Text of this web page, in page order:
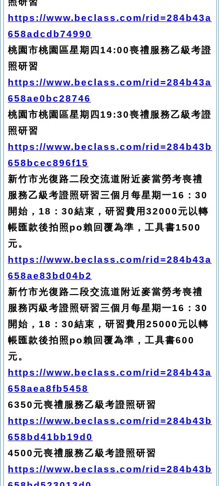
https://www.beclass.com/rid=284b43a
658adcdb74990
桃園市桃園區星期四14:00喪禮服務乙級考證
照研習
https://www.beclass.com/rid=284b43a
658ae0bc28746
桃園市桃園區星期四19:30喪禮服務乙級考證
照研習
https://www.beclass.com/rid=284b43b
658bcec896f15
新竹市光復路二段交流道附近麥當勞考喪禮
服務乙級考證照研習三個月每星期一16：30
開始，18：30結束，研習費用32000元以轉
帳匯款後拍照po賴回覆為準，工具書1500
元。
https://www.beclass.com/rid=284b43a
658ae83bd04b2
新竹市光復路二段交流道附近麥當勞考喪禮
服務丙級考證照研習三個月每星期一16：30
開始，18：30結束，研習費用25000元以轉
帳匯款後拍照po賴回覆為準，工具書600
元。
https://www.beclass.com/rid=284b43a
658aea8fb5458
6350元喪禮服務乙級考證照研習
https://www.beclass.com/rid=284b43b
658bd41bb19d0
4500元喪禮服務乙級考證照研習
https://www.beclass.com/rid=284b43b